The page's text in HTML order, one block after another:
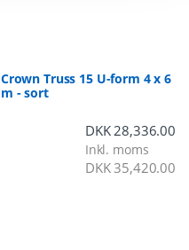
Crown Truss 15 U-form 4 x 6
m - sort
DKK28,336.00
Inkl. moms
DKK35,420.00